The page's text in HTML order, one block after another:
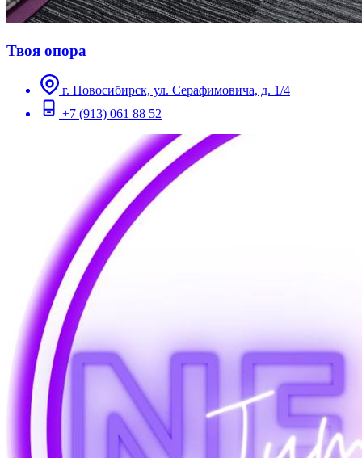
Твоя опора
г. Новосибирск, ул. Серафимовича, д. 1/4
+7 (913) 061 88 52